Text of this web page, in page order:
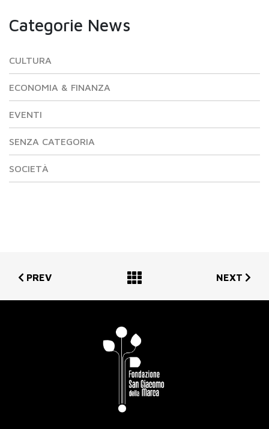
Categorie News
CULTURA
ECONOMIA & FINANZA
EVENTI
SENZA CATEGORIA
SOCIETÀ
PREV NEXT